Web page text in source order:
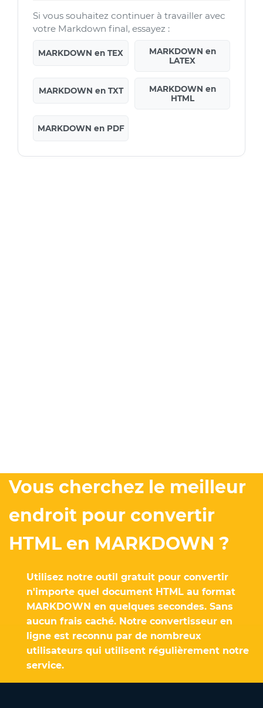
Si vous souhaitez continuer à travailler avec
votre Markdown final, essayez :
MARKDOWN en TEX
MARKDOWN en
LATEX
MARKDOWN en TXT
MARKDOWN en
HTML
MARKDOWN en PDF
Vous cherchez le meilleur
endroit pour convertir
HTML en MARKDOWN ?
Utilisez notre outil gratuit pour convertir
n'importe quel document HTML au format
MARKDOWN en quelques secondes. Sans
aucun frais caché. Notre convertisseur en
ligne est reconnu par de nombreux
utilisateurs qui utilisent régulièrement notre
service.